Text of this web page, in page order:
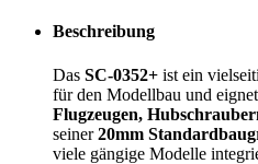
Beschreibung
Das SC-0352+ ist ein
für den Modellbau und
Flugzeugen,
seiner20mm
viele gängige Modelle